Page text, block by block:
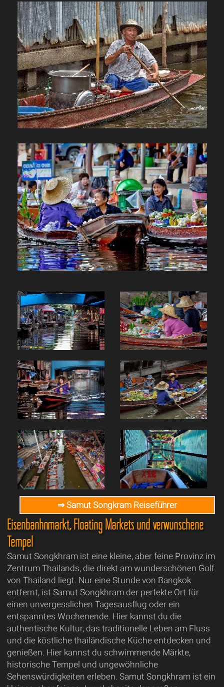
⇒ Samut Songkram Reiseführer
Eisenbanhnmarkt, Floating Markets und verwunschene
Tempel
Samut Songkhram ist eine kleine, aber feine Provinz im
Zentrum Thailands, die direkt am wunderschönen Golf
von Thailand liegt. Nur eine Stunde von Bangkok
entfernt, ist Samut Songkhram der perfekte Ort für
einen unvergesslichen Tagesausflug oder ein
entspanntes Wochenende. Hier kannst du die
authentische Kultur, das traditionelle Leben am Fluss
und die köstliche thailändische Küche entdecken und
genießen. Hier kannst du schwimmende Märkte,
historische Tempel und ungewöhnliche
Sehenswürdigkeiten erleben. Samut Songkhram ist ein